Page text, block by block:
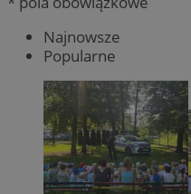
Najnowsze
Popularne